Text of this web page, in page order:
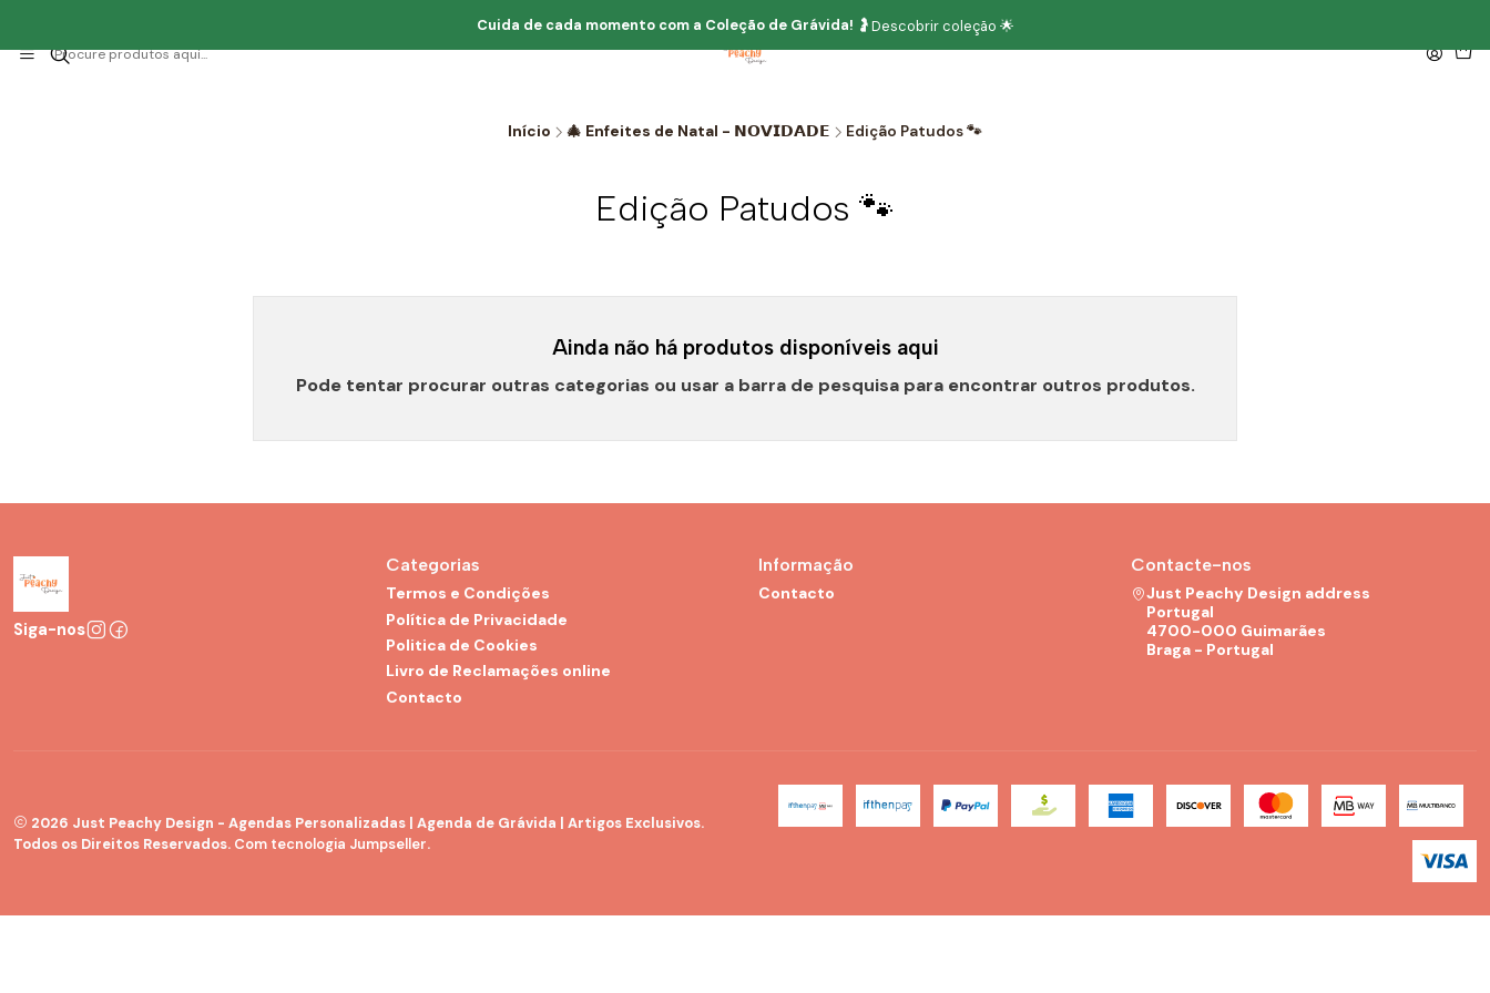
Cuida de cada momento com a Coleção de Grávida! 🤰Descobrir coleção 🌟
Início 🎄 Enfeites de Natal - 𝗡𝗢𝗩𝗜𝗗𝗔𝗗𝗘 Edição Patudos 🐾
Edição Patudos 🐾
Ainda não há produtos disponíveis aqui
Pode tentar procurar outras categorias ou usar a barra de pesquisa para encontrar outros produtos.
Siga-nos
Categorias
Termos e Condições
Política de Privacidade
Politica de Cookies
Livro de Reclamações online
Contacto
Informação
Contacto
Contacte-nos
Just Peachy Design address
Portugal
4700-000 Guimarães
Braga - Portugal
2026 Just Peachy Design - Agendas Personalizadas | Agenda de Grávida | Artigos Exclusivos.
Todos os Direitos Reservados. Com tecnologia Jumpseller.